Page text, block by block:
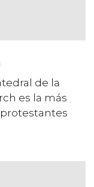
de la
es la más